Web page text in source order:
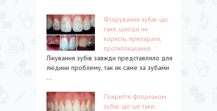
Фторування зубів: що
таке, шкода чи
користь, препарати,
протипоказання
Лікування зубів завжди представляло для
людини проблему, так як саме за зубами
...
Покриття фторлаком
зубів: що це таке,